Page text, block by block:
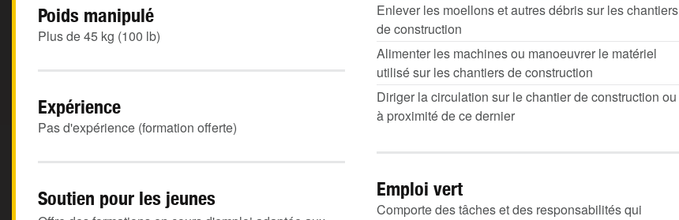
Enlever les moellons et autres débris sur les chantiers
de construction
Alimenter les machines ou manoeuvrer le matériel
utilisé sur les chantiers de construction
Diriger la circulation sur le chantier de construction ou
à proximité de ce dernier
Poids manipulé
Plus de 45 kg (100 lb)
Expérience
Pas d'expérience (formation offerte)
Emploi vert
Comporte des tâches et des responsabilités qui
Soutien pour les jeunes